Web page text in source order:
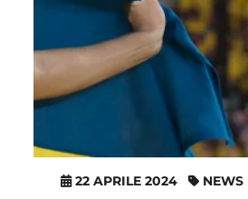
22 APRILE 2024 NEWS